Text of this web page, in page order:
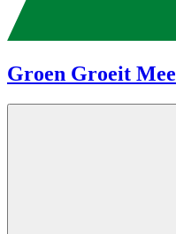
Groen Groeit Mee